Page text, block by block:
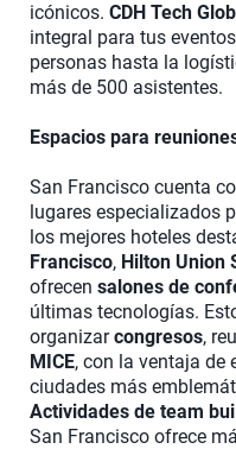
icónicos. CDH Tech
integral para tus
personas hasta la
más de 500 asistentes.
Espacios para
San Francisco cuenta
lugares especializados
los mejores hoteles
Francisco, Hilton Union
ofrecen salones de
últimas tecnologías.
organizarcongresos,
MICE, con la ventaja de
ciudades más
Actividades de team
San Francisco ofrece